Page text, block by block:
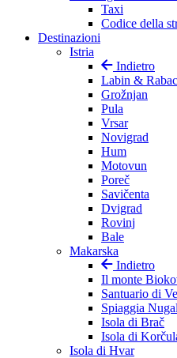
Taxi
Codice della
Destinazioni
Istria
Indietro
Labin & Rabac
Grožnjan
Pula
Vrsar
Novigrad
Hum
Motovun
Poreč
Savičenta
Dvigrad
Rovinj
Bale
Makarska
Indietro
Il monte
Santuario di
Spiaggia Nugal
Isola di Brač
Isola di
Isola di Hvar